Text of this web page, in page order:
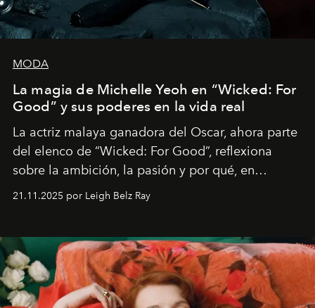
MODA
La magia de Michelle Yeoh en “Wicked: For
Good” y sus poderes en la vida real
La actriz malaya ganadora del Oscar, ahora parte
del elenco de “Wicked: For Good”, reflexiona
sobre la ambición, la pasión y por qué, en
ocasiones, la introspección puede esperar. “Es
importa si no lo entienden’”, confiesa.
21.11.2025 por Leigh Belz Ray